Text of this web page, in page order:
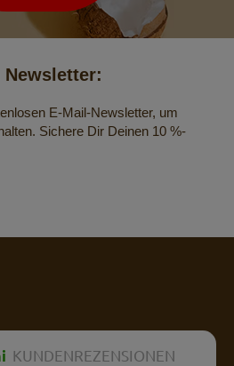
Newsletter:
E-Mail-Newsletter, um
Sichere Dir Deinen 10 %-
KUNDENREZENSIONEN